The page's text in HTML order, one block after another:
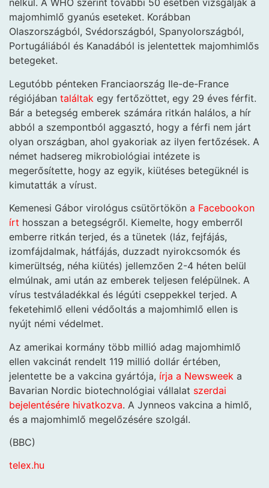
nélkül. A WHO szerint további 50 esetben vizsgálják a
majomhimlő gyanús eseteket. Korábban
Olaszországból, Svédországból, Spanyolországból,
Portugáliából és Kanadából is jelentettek majomhimlős
betegeket.
Legutóbb pénteken Franciaország Ile-de-France
régiójában találtak egy fertőzöttet, egy 29 éves férfit.
Bár a betegség emberek számára ritkán halálos, a hír
abból a szempontból aggasztó, hogy a férfi nem járt
olyan országban, ahol gyakoriak az ilyen fertőzések. A
német hadsereg mikrobiológiai intézete is
megerősítette, hogy az egyik, kiütéses betegüknél is
kimutatták a vírust.
Kemenesi Gábor virológus csütörtökön a Facebookon
írt hosszan a betegségről. Kiemelte, hogy emberről
emberre ritkán terjed, és a tünetek (láz, fejfájás,
izomfájdalmak, hátfájás, duzzadt nyirokcsomók és
kimerültség, néha kiütés) jellemzően 2-4 héten belül
elmúlnak, ami után az emberek teljesen felépülnek. A
vírus testváladékkal és légúti cseppekkel terjed. A
feketehimlő elleni védőoltás a majomhimlő ellen is
nyújt némi védelmet.
Az amerikai kormány több millió adag majomhimlő
ellen vakcinát rendelt 119 millió dollár értében,
jelentette be a vakcina gyártója, írja a Newsweek a
Bavarian Nordic biotechnológiai vállalat szerdai
bejelentésére hivatkozva. A Jynneos vakcina a himlő,
és a majomhimlő megelőzésére szolgál.
(BBC)
telex.hu